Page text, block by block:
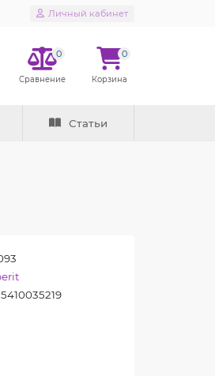
Личный кабинет
0 0
Статьи